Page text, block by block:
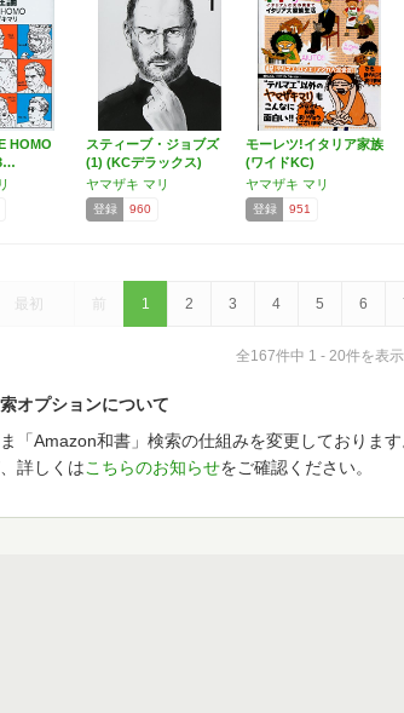
HOMO
スティーブ・ジョブズ
(1) (KCデラックス)
ヤマザキ マリ
登録 960
モーレツ!イタリア家族
(ワイドKC)
ヤマザキ マリ
登録 951
最初 前 1 2 3 4 5 6
全167件中 1 - 20件を表示
オプションについて
「Amazon和書」検索の仕組みを変更しておりま
詳しくはこちらのお知らせをご確認ください。